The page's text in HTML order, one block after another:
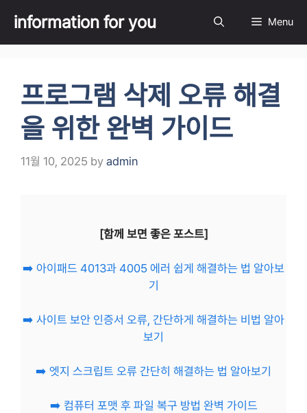
content
information for you Menu
프로그램 삭제 오류 해결
을 위한 완벽 가이드
11월 10, 2025 by admin
[함께 보면 좋은 포스트]
➡️ 아이패드 4013과 4005 에러 쉽게 해결하는 법 알아보
기
➡️ 사이트 보안 인증서 오류, 간단하게 해결하는 비법 알아
보기
➡️ 엣지 스크립트 오류 간단히 해결하는 법 알아보기
➡️ 컴퓨터 포맷 후 파일 복구 방법 완벽 가이드